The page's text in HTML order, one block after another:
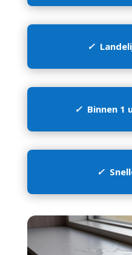
✓
✓Binnen 1
✓